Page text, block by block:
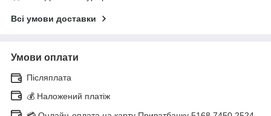
Всі умови доставки
Умови оплати
Післяплата
💰 Наложений платіж